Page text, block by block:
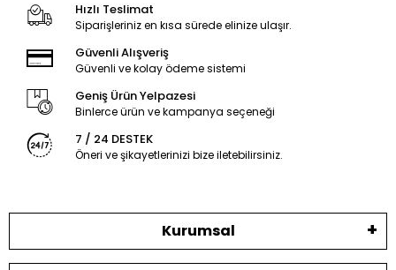
Hızlı Teslimat
Siparişleriniz en kısa sürede elinize ulaşır.
Güvenli Alışveriş
Güvenli ve kolay ödeme sistemi
Geniş Ürün Yelpazesi
Binlerce ürün ve kampanya seçeneği
7 / 24 DESTEK
Öneri ve şikayetlerinizi bize iletebilirsiniz.
Kurumsal